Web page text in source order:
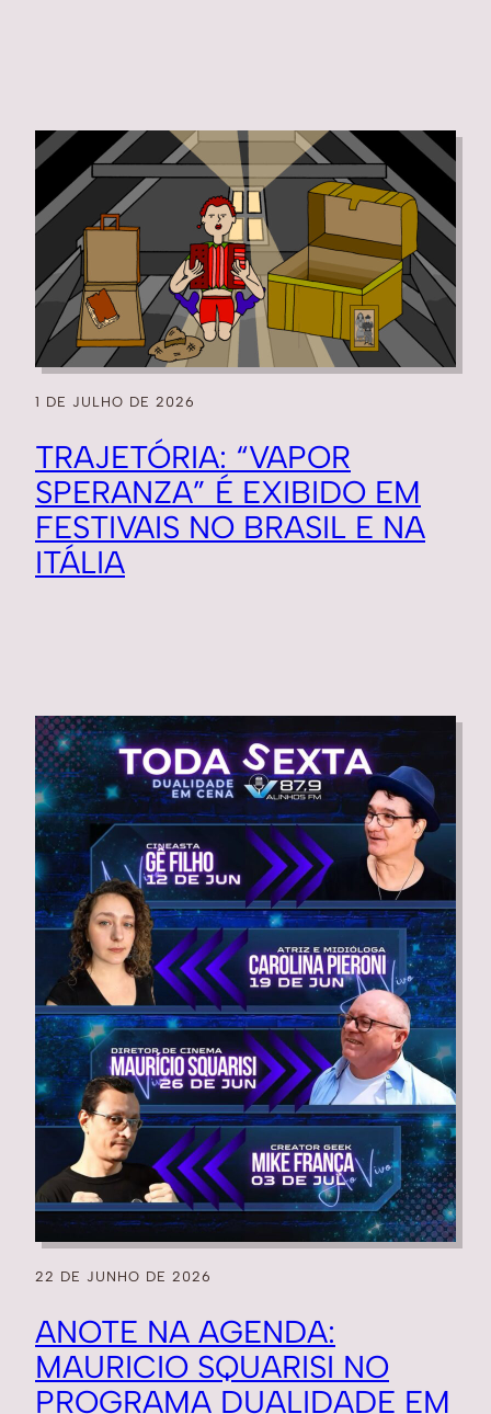
1 DE JULHO DE 2026
TRAJETÓRIA: “VAPOR
SPERANZA” É EXIBIDO EM
FESTIVAIS NO BRASIL E NA
ITÁLIA
22 DE JUNHO DE 2026
ANOTE NA AGENDA:
MAURICIO SQUARISI NO
PROGRAMA DUALIDADE EM